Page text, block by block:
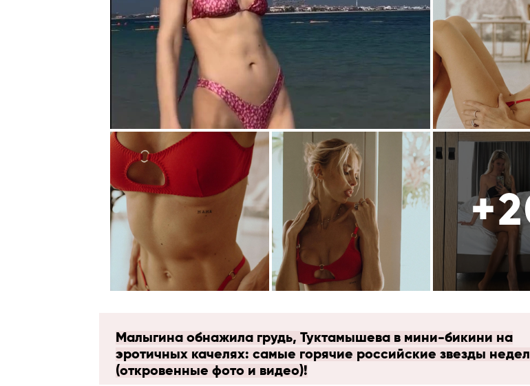
Малыгина обнажила грудь, Туктамышева в мини-бикини на
эротичных качелях: самые горячие российские звезды
(откровенные фото и видео)!